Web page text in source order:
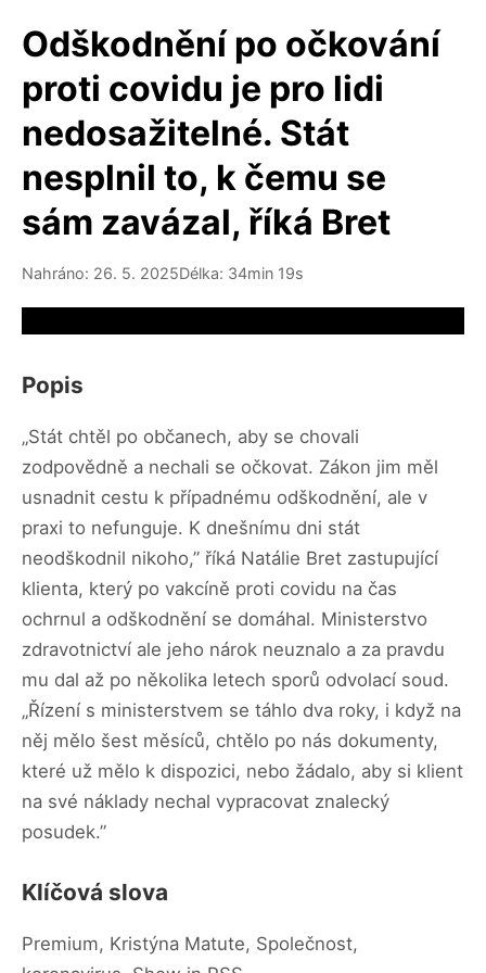
Odškodnění po očkování
proti covidu je pro lidi
nedosažitelné. Stát
nesplnil to, k čemu se
sám zavázal, říká Bret
Nahráno: 26. 5. 2025Délka: 34min 19s
Popis
„Stát chtěl po občanech, aby se chovali
zodpovědně a nechali se očkovat. Zákon jim měl
usnadnit cestu k případnému odškodnění, ale v
praxi to nefunguje. K dnešnímu dni stát
neodškodnil nikoho,” říká Natálie Bret zastupující
klienta, který po vakcíně proti covidu na čas
ochrnul a odškodnění se domáhal. Ministerstvo
zdravotnictví ale jeho nárok neuznalo a za pravdu
mu dal až po několika letech sporů odvolací soud.
„Řízení s ministerstvem se táhlo dva roky, i když na
něj mělo šest měsíců, chtělo po nás dokumenty,
které už mělo k dispozici, nebo žádalo, aby si klient
na své náklady nechal vypracovat znalecký
posudek.”
Klíčová slova
Premium, Kristýna Matute, Společnost,